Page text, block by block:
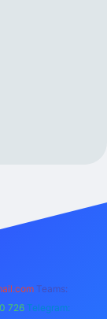
Teams:
726 Telegram: